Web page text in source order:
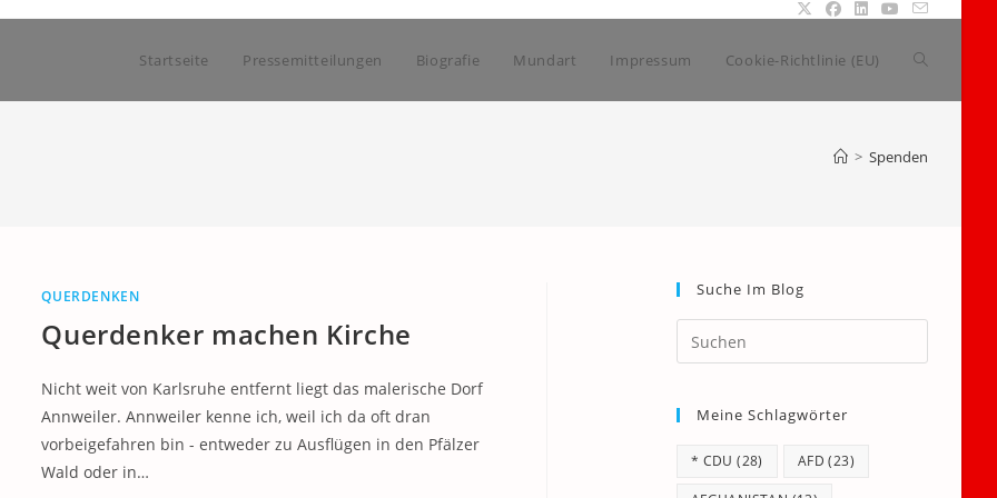
Startseite Pressemitteilungen Biografie Mundart Impressum Cookie-Richtlinie (EU) Website-
> Spenden
QUERDENKEN
Querdenker machen Kirche
Nicht weit von Karlsruhe entfernt liegt das malerische Dorf
Annweiler. Annweiler kenne ich, weil ich da oft dran
vorbeigefahren bin - entweder zu Ausflügen in den Pfälzer
Wald oder in…
Suche Im Blog
Escape
Meine Schlagwörter
* CDU (28) AFD (23)